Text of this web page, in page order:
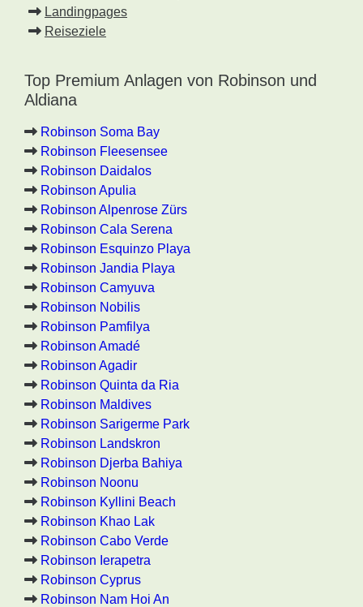
Landingpages
Reiseziele
Top Premium Anlagen von Robinson und
Aldiana
Robinson Soma Bay
Robinson Fleesensee
Robinson Daidalos
Robinson Apulia
Robinson Alpenrose Zürs
Robinson Cala Serena
Robinson Esquinzo Playa
Robinson Jandia Playa
Robinson Camyuva
Robinson Nobilis
Robinson Pamfilya
Robinson Amadé
Robinson Agadir
Robinson Quinta da Ria
Robinson Maldives
Robinson Sarigerme Park
Robinson Landskron
Robinson Djerba Bahiya
Robinson Noonu
Robinson Kyllini Beach
Robinson Khao Lak
Robinson Cabo Verde
Robinson Ierapetra
Robinson Cyprus
Robinson Nam Hoi An